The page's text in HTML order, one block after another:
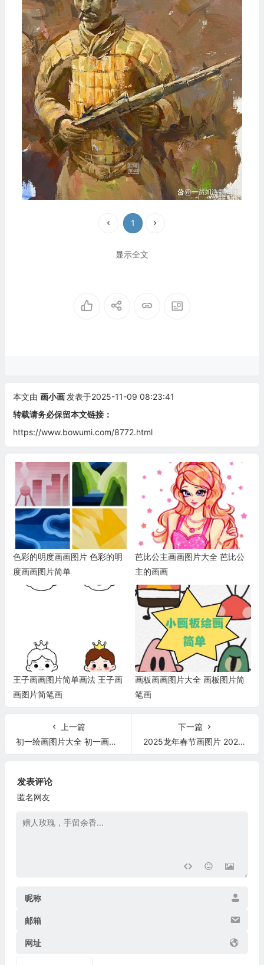
1
显示全文
本文由 画小画 发表于2025-11-09 08:23:41
转载请务必保留本文链接：
https://www.bowumi.com/8772.html
色彩的明度画画图片 色彩的明
度画画图片简单
芭比公主画画图片大全 芭比公
主的画画
王子画画图片简单画法 王子画
画图片简笔画
画板画画图片大全 画板图片简
笔画
上一篇
初一绘画图片大全 初一画画图片大全简笔可爱
下一篇
2025龙年春节画图片 2025年的画
发表评论
匿名网友
昵称
邮箱
网址